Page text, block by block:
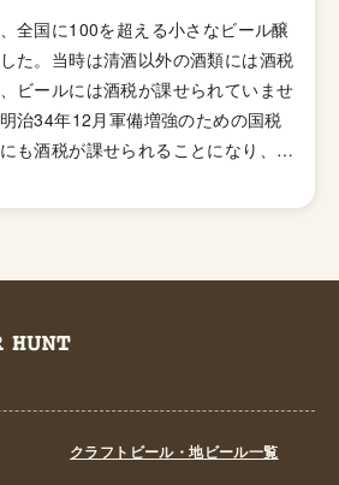
全国に100を超える小さなビール醸
た。当時は清酒以外の酒類には酒税
ビールには酒税が課せられていませ
治34年12月軍備増強のための国税
も酒税が課せられることになり、資
これによりビール作りは戦後しばら
ーから60キロリッターに引き下げ
とずれます。これにより、再び小規
ました。ちなみ、地ビール製造免許
ビールと北海道のオホーツクビー
クラフトビール・地ビール一覧